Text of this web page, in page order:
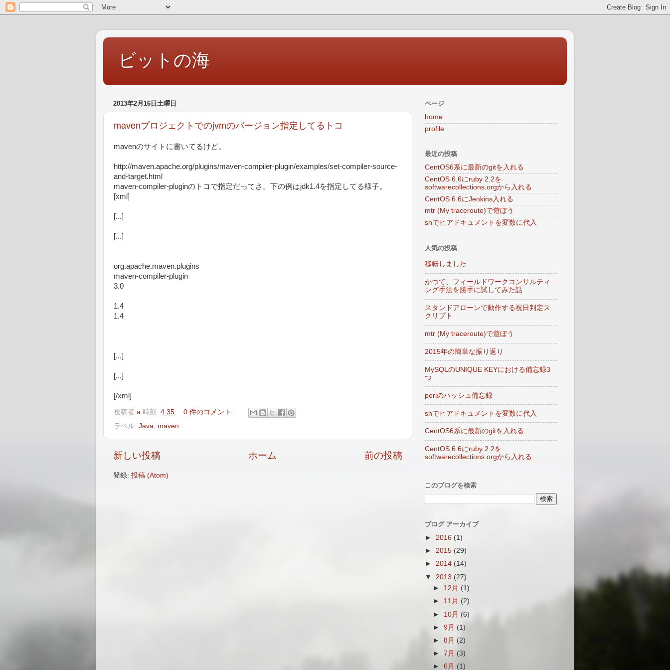
ビットの海
2013年2月16日土曜日
mavenプロジェクトでのjvmのバージョン指定してるトコ
mavenのサイトに書いてるけど。
http://maven.apache.org/plugins/maven-compiler-plugin/examples/set-compiler-source-
and-target.html
maven-compiler-pluginのトコで指定だってさ。下の例はjdk1.4を指定してる様子。
[xml]
[...]
[...]
org.apache.maven.plugins
maven-compiler-plugin
3.0
1.4
1.4
[...]
[...]
[/xml]
投稿者 a 時刻: 4:35
0 件のコメント:
ラベル: Java maven
新しい投稿 前の投稿
ホーム
登録: 投稿 (Atom)
ページ
home
profile
最近の投稿
CentOS6系に最新のgitを入れる
CentOS 6.6にruby 2.2を
softwarecollections.orgから入れる
CentOS 6.6にJenkins入れる
mtr (My traceroute)で遊ぼう
shでヒアドキュメントを変数に代入
人気の投稿
移転しました
かつて、フィールドワークコンサルティ
ング手法を勝手に試してみた話
スタンドアローンで動作する祝日判定ス
クリプト
mtr (My traceroute)で遊ぼう
2015年の簡単な振り返り
MySQLのUNIQUE KEYにおける備忘録3
つ
perlのハッシュ備忘録
shでヒアドキュメントを変数に代入
CentOS6系に最新のgitを入れる
CentOS 6.6にruby 2.2を
softwarecollections.orgから入れる
このブログを検索
ブログ アーカイブ
► 2016 (1)
► 2015 (29)
► 2014 (14)
▼ 2013 (27)
► 12月 (1)
► 11月 (2)
► 10月 (6)
►9月 (1)
►8月 (2)
►7月 (3)
►6月 (1)